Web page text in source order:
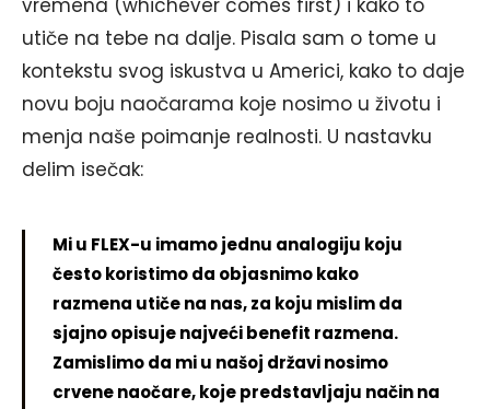
vremena (whichever comes first) i kako to
utiče na tebe na dalje. Pisala sam o tome u
kontekstu svog iskustva u Americi, kako to daje
novu boju naočarama koje nosimo u životu i
menja naše poimanje realnosti. U nastavku
delim isečak:
Mi u FLEX-u imamo jednu analogiju koju
često koristimo da objasnimo kako
razmena utiče na nas, za koju mislim da
sjajno opisuje najveći benefit razmena.
Zamislimo da mi u našoj državi nosimo
crvene naočare, koje predstavljaju način na